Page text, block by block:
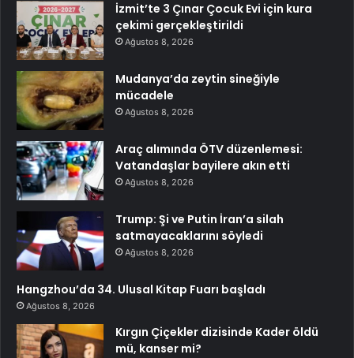
İzmit’te 3 Çınar Çocuk Evi için kura
çekimi gerçekleştirildi
Ağustos 8, 2026
Mudanya’da zeytin sineğiyle
mücadele
Ağustos 8, 2026
Araç alımında ÖTV düzenlemesi:
Vatandaşlar bayilere akın etti
Ağustos 8, 2026
Trump: Şi ve Putin İran’a silah
satmayacaklarını söyledi
Ağustos 8, 2026
Hangzhou’da 34. Ulusal Kitap Fuarı başladı
Ağustos 8, 2026
Kırgın Çiçekler dizisinde Kader öldü
mü, kanser mi?